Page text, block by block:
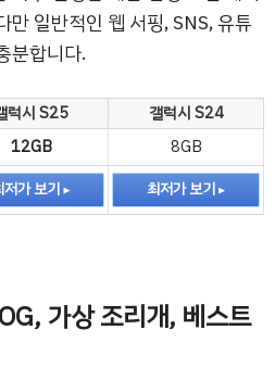
만 일반적인 웹 서핑, SNS, 유튜
분합니다.
럭시 S25
갤럭시 S24
12GB
8GB
저가 보기 최저가 보기
가상 조리개, 베스트